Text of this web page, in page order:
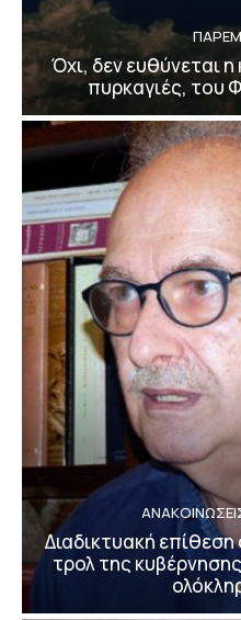
Όχι, δεν ευθύνεται η
πυρκαγιές, του
Διαδικτυακή
τρολ της